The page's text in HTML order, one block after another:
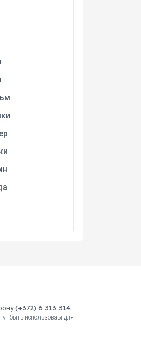
(+372) 6 313 314.
быть использоваы для